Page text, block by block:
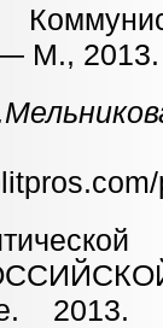
М., 2013.